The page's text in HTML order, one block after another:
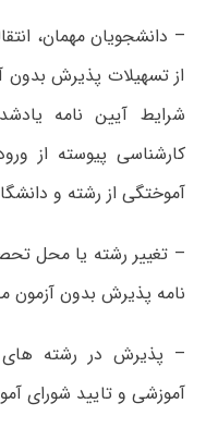
– دانشجویان مهمان،
از تسهیلات پذیرش بدون
شرایط آیین نامه
کارشناسی پیوسته از
آموختگی از رشته و دانشگاه دوم
– تغییر رشته یا محل
نامه پذیرش بدون آزمون
– پذیرش در رشته
آموزشی و تایید شورای